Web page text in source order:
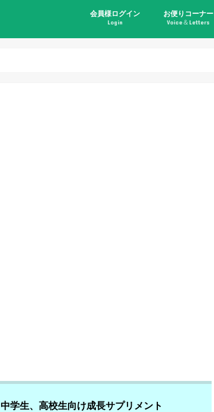
会員様ログイン
Login
お便りコーナー
Voice＆Letters
中学生、高校生向け成長サプリメント